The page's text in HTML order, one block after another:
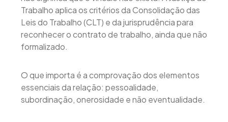
Trabalho aplica os critérios da Consolidação das
Leis do Trabalho (CLT) e da jurisprudência para
reconhecer o contrato de trabalho, ainda que não
formalizado.
O que importa é a comprovação dos elementos
essenciais da relação: pessoalidade,
subordinação, onerosidade e não eventualidade.